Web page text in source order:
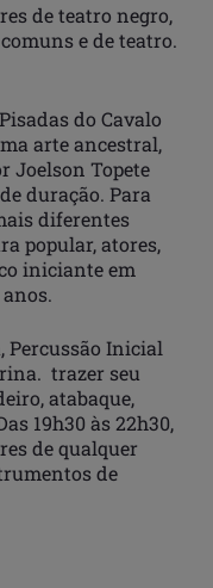
de teatro negro,
e de teatro.
do Cavalo
arte ancestral,
Joelson Topete
duração. Para
diferentes
popular, atores,
iniciante em
Percussão Inicial
trazer seu
atabaque,
19h30 às 22h30,
de qualquer
de